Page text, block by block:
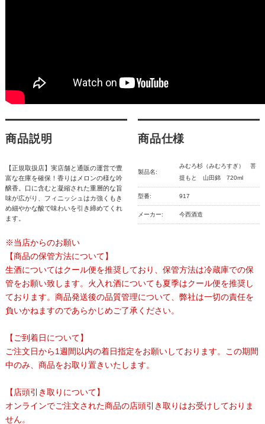
商品説明
【正規取扱店】実店舗と通販の運営で豊
富な在庫を確保！香りはメロンの様な吟
醸香。口に含むと凝縮された重層的な旨
味が広がり、フィニッシュはカ強くもき
め細やかな酸で味わいを引き締めてくれ
ます。
商品仕様
製品名:
みむろ杉（みむろすぎ） 菩
提もと 山田錦 720ml
型番: 917
メーカー: 今西酒造
※当店からのお願い
【商品の保管方法について】
生酒についてはクール便を推奨しており、保管方法は冷蔵庫での保
管をお願い致します。火入れ酒についても夏季はクール便を推奨し
ております。商品発送後の品質管理について、弊社は一切の責任を
負いかねますのであらかじめご了承ください。
【ご到着日について】
ご注文日から1週間以内の着日指定をお願いしております。この期間
中のみ、商品をお取り置きいたします。
【店頭引き取りについて】
オンラインでご注文された商品の店頭引き取りはお受けしておりま
せん。